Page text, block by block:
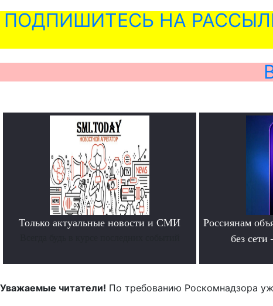
ПОДПИШИТЕСЬ НА
Только актуальные новости и СМИ
Россиянам
без
Уважаемые читатели! По требованию Роскомнадзора